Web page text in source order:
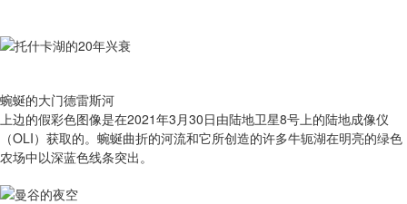
蜿蜒的大门德雷斯河
上边的假彩色图像是在2021年3月30日由陆地卫星8号上的陆地成像仪
（OLI）获取的。蜿蜒曲折的河流和它所创造的许多牛轭湖在明亮的绿色
农场中以深蓝色线条突出。